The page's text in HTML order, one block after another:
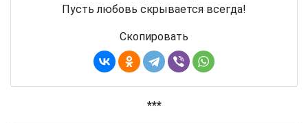
Пусть любовь скрывается всегда!
Скопировать
***